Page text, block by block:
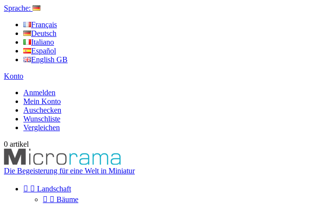
Sprache:
Français
Deutsch
Italiano
Español
English GB
Konto
Anmelden
Mein Konto
Auschecken
Wunschliste
Vergleichen
0 artikel
Die Begeisterung für eine Welt in Miniatur
  Landschaft
  Bäume